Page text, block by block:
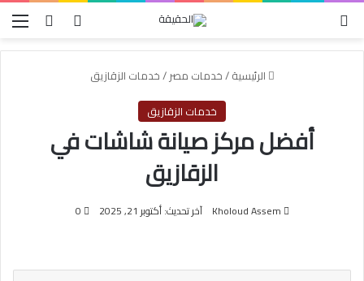
بحث عنتسجيل
الرئيسية/خدمات مصر/خدمات الزقازيق
خدمات الزقازيق
أفضل مركز صيانة شاشات في
الزقازيق
Kholoud Assem آخر تحديث: أكتوبر 21, 2025 0